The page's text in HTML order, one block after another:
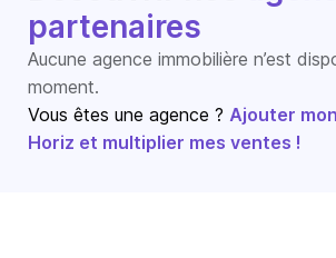
partenaires
Aucune agence immobilière n’est
moment.
Vous êtes une agence ? Ajouter
Horiz et multiplier mes ventes !